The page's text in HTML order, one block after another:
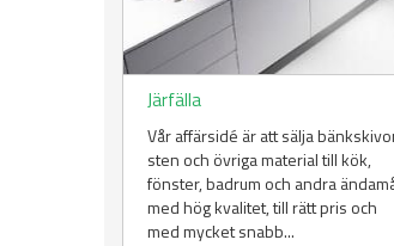
Järfälla
Vår affärsidé är att sälja
sten och övriga material till kök,
fönster, badrum och andra
med hög kvalitet, till rätt pris och
med mycket snabb...